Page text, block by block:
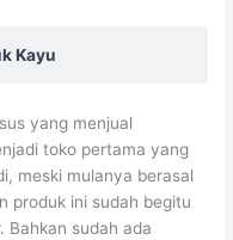
Kayu
yang menjual
toko pertama yang
meski mulanya berasal
produk ini sudah begitu
Bahkan sudah ada